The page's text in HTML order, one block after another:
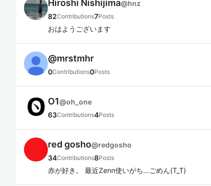
Hiroshi Nishijima@hnz
82Contributions7Posts
おはようございます
@mrstmhr
0Contributions0Posts
O1@oh_one
63Contributions4Posts
red gosho@redgosho
34Contributions8Posts
赤が好き。 最近Zenn使いがち…ごめん(T_T)